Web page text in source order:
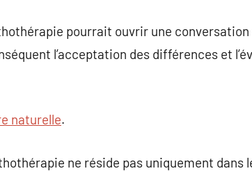
pourrait ouvrir une
l’acceptation des différences et
naturelle.
ne réside pas uniquement dans